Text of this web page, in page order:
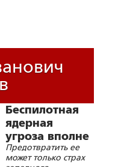
Беспилотная
ядерная
угроза вполне
реальна
Предотвратить ее
может только страх